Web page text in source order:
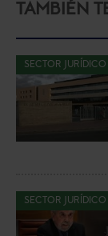
TAMBIÉN
SECTOR JURÍDICO
SECTOR JURÍDICO